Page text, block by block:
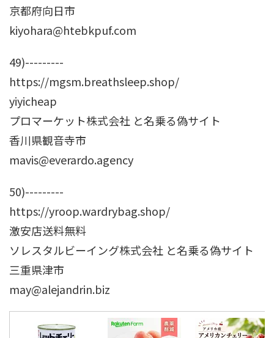
京都府向日市
kiyohara@htebkpuf.com
49)---------
https://mgsm.breathsleep.shop/
yiyicheap
プロマーケット株式会社 と名乗る偽サイト
香川県観音寺市
mavis@everardo.agency
50)---------
https://yroop.wardrybag.shop/
激安店送料無料
ソレスタルビーイング株式会社 と名乗る偽サイト
三重県津市
may@alejandrin.biz